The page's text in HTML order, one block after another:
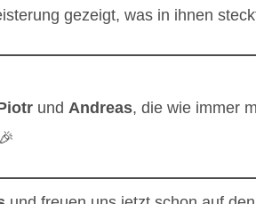
gezeigt, was in ihnen
undAndreas, die wie immer